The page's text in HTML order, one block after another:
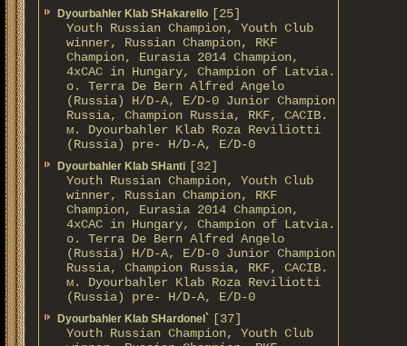
Dyourbahler Klab SHakarello [25]
Youth Russian Champion, Youth Club
winner, Russian Champion, RKF
Champion, Eurasia 2014 Champion,
4xCAC in Hungary, Champion of Latvia.
о. Terra De Bern Alfred Angelo
(Russia) H/D-A, E/D-0 Junior Champion
Russia, Champion Russia, RKF, CACIB.
м. Dyourbahler Klab Roza Reviliotti
(Russia) pre- H/D-A, E/D-0
Dyourbahler Klab SHanti [32]
Youth Russian Champion, Youth Club
winner, Russian Champion, RKF
Champion, Eurasia 2014 Champion,
4xCAC in Hungary, Champion of Latvia.
о. Terra De Bern Alfred Angelo
(Russia) H/D-A, E/D-0 Junior Champion
Russia, Champion Russia, RKF, CACIB.
м. Dyourbahler Klab Roza Reviliotti
(Russia) pre- H/D-A, E/D-0
Dyourbahler Klab SHardonel` [37]
Youth Russian Champion, Youth Club